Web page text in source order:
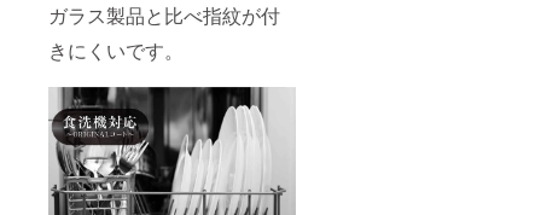
ガラス製品と比べ指紋が付
きにくいです。